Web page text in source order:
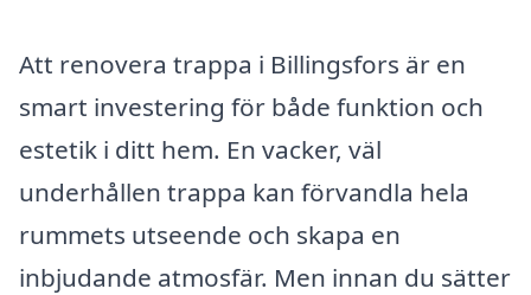
Att renovera trappa i Billingsfors är en
smart investering för både funktion och
estetik i ditt hem. En vacker, väl
underhållen trappa kan förvandla hela
rummets utseende och skapa en
inbjudande atmosfär. Men innan du sätter